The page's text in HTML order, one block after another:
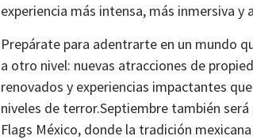
experiencia más intensa, más inmersiva
Prepárate para adentrarte en un mundo
a otro nivel: nuevas atracciones de
renovados y experiencias impactantes
niveles de terror.Septiembre también
Flags México, donde la tradición